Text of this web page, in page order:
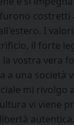
I
il forte
vostra vera
una società
mi
vi viene